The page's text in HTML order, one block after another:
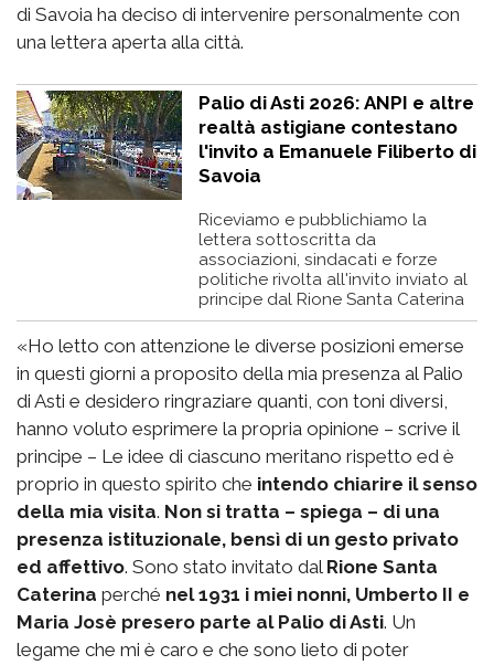
di Savoia ha deciso di intervenire personalmente con
una lettera aperta alla città.
Palio di Asti 2026: ANPI e altre
realtà astigiane contestano
l'invito a Emanuele Filiberto di
Savoia
Riceviamo e pubblichiamo la
lettera sottoscritta da
associazioni, sindacati e forze
politiche rivolta all'invito inviato al
principe dal Rione Santa Caterina
«Ho letto con attenzione le diverse posizioni emerse
in questi giorni a proposito della mia presenza al Palio
di Asti e desidero ringraziare quanti, con toni diversi,
hanno voluto esprimere la propria opinione – scrive il
principe – Le idee di ciascuno meritano rispetto ed è
proprio in questo spirito che intendo chiarire il senso
della mia visita. Non si tratta – spiega – di una
presenza istituzionale, bensì di un gesto privato
ed affettivo. Sono stato invitato dal Rione Santa
Caterina perché nel 1931 i miei nonni, Umberto II e
Maria Josè presero parte al Palio di Asti. Un
legame che mi è caro e che sono lieto di poter